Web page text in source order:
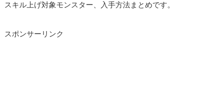
スキル上げ対象モンスター、入手方法まとめです。
スポンサーリンク